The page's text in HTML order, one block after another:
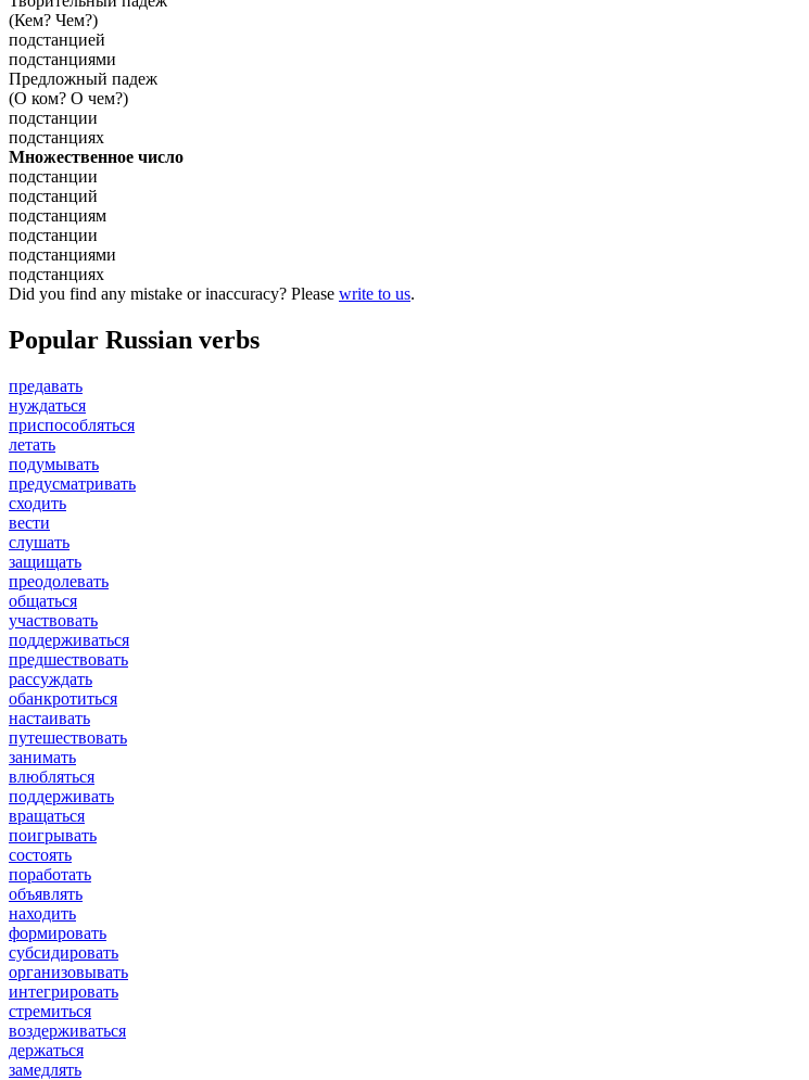
(Кем? Чем?)
подстанцией
подстанциями
Предложный падеж
(О ком? О чем?)
подстанции
подстанциях
Множественное число
подстанции
подстанций
подстанциям
подстанции
подстанциями
подстанциях
Did you find any mistake or inaccuracy? Please write to us.
Popular Russian verbs
предавать
нуждаться
приспособляться
летать
подумывать
предусматривать
сходить
вести
слушать
защищать
преодолевать
общаться
участвовать
поддерживаться
предшествовать
рассуждать
обанкротиться
настаивать
путешествовать
занимать
влюбляться
поддерживать
вращаться
поигрывать
состоять
поработать
объявлять
находить
формировать
субсидировать
организовывать
интегрировать
стремиться
воздерживаться
держаться
замедлять